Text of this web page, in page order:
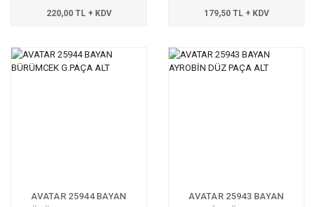
220,00 TL + KDV 179,50 TL + KDV
AVATAR 25944 BAYAN
AVATAR 25943 BAYAN